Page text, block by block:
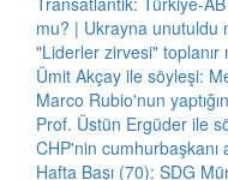
mu? | Ukrayna unutuldu
"Liderler zirvesi" toplanır
Ümit Akçay ile söyleşi:
Marco Rubio'nun
Prof. Üstün Ergüder ile
CHP'nin cumhurbaşkanı
Hafta Başı (70): SDG